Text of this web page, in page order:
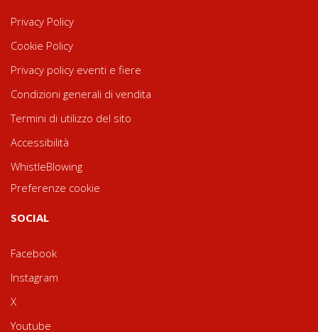
Privacy Policy
Cookie Policy
Privacy policy eventi e fiere
Condizioni generali di vendita
Termini di utilizzo del sito
Accessibilità
WhistleBlowing
Preferenze cookie
SOCIAL
Facebook
Instagram
X
Youtube